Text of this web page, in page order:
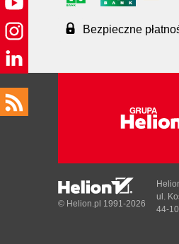
Bezpieczne
© Helion.pl 1991-2026
ul.
44-